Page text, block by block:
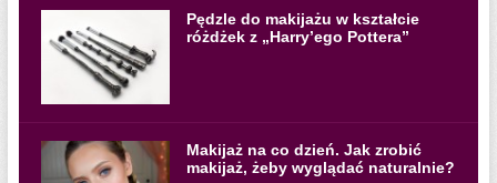
Pędzle do makijażu w kształcie
różdżek z „Harry’ego Pottera”
Makijaż na co dzień. Jak zrobić
makijaż, żeby wyglądać naturalnie?